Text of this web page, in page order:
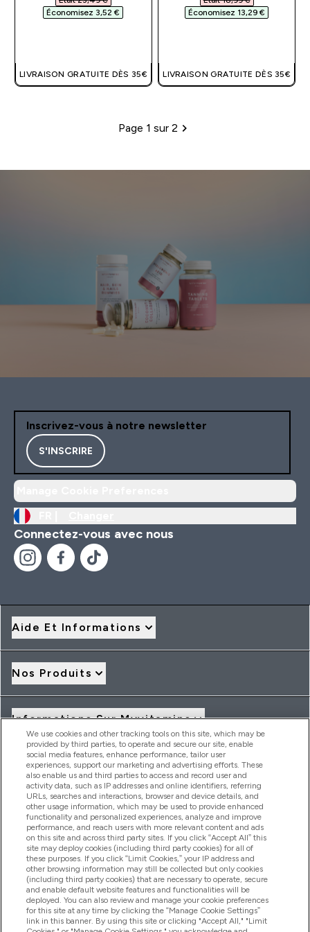
Économisez 3,52 €‎
LIVRAISON GRATUITE DÈS 35€
Économisez 13,29 €‎
LIVRAISON GRATUITE DÈS 35€
Pagination
Page 1 sur 2
Inscrivez-vous à notre newsletter
S'INSCRIRE
Connectez-vous avec nous
Aide Et Informations
Nos Produits
Informations Sur Myvitamins
Offres Et Réductions
2026 THG Nutrition Limited (FRN: 1022962), trading as
MyVitamins.com is an Introducer Appointed Representative of
Frasers Group Financial Services Limited (FRN: 311908) who are
authorised and regulated by the Financial Conduct Authority as
a lender. Frasers Plus is a credit product provided by Frasers
Group Financial Services Limited (FRN: 311908) and is subject
to your financial circumstances. For regulated payment
services, Frasers Group Financial Services Limited is a payment
agent of Transact Payments Limited, a company authorised
and regulated by the Gibraltar Financial Services Commission
as an electronic money institution. Missed payments may
We use cookies and other tracking tools on this site, which may be
provided by third parties, to operate and secure our site, enable
social media features, enhance performance, tailor user
experiences, support our marketing and advertising efforts. These
also enable us and third parties to access and record user and
activity data, such as IP addresses and online identifiers, referring
URLs, searches and interactions, browser and device details, and
other usage information, which may be used to provide enhanced
functionality and personalized experiences, analyze and improve
performance, and reach users with more relevant content and ads
on this site and across third party sites. If you click “Accept All” this
site may deploy cookies (including third party cookies) for all of
these purposes. If you click “Limit Cookies,” your IP address and
other browsing information may still be collected but only cookies
(including third party cookies) that are necessary to operate, secure
and enable default website features and functionalities will be
deployed. You can also review and manage your cookie preferences
for this site at any time by clicking the “Manage Cookie Settings”
link in this banner. By using this site or clicking "Accept All," "Limit